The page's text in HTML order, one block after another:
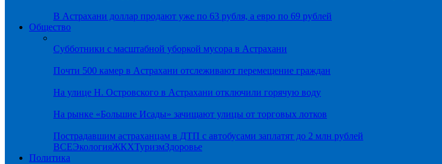
В Астрахани доллар продают уже по 63 рубля, а евро по 69 рублей
Общество
Субботники с масштабной уборкой мусора в Астрахани
Почти 500 камер в Астрахани отслеживают перемещение граждан
На улице Н. Островского в Астрахани отключили горячую воду
На рынке «Большие Исады» зачищают улицы от торговых лотков
Пострадавшим астраханцам в ДТП с автобусами заплатят до 2 млн рублей
ВСЕЭкологияЖКХТуризмЗдоровье
Политика